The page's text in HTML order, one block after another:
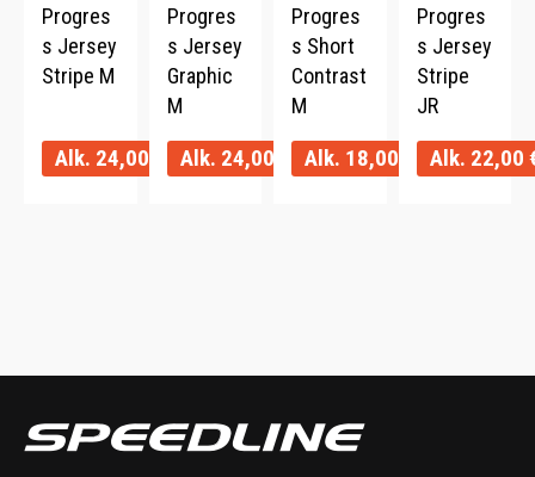
Progres
s Jersey
Stripe M
Alk. 24,00
Progres
s Jersey
Graphic
M
Alk. 24,00
Progres
s Short
Contrast
M
Alk. 18,00
Progres
s Jersey
Stripe
JR
Alk. 22,00